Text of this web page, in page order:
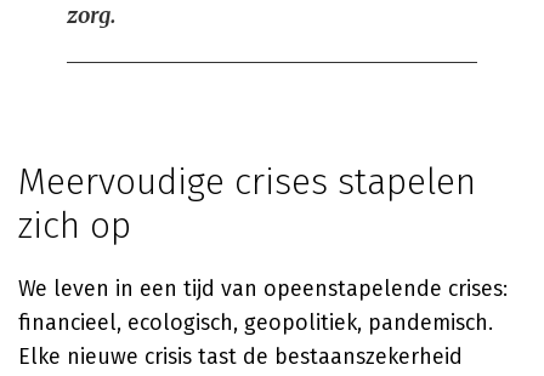
zorg.
Meervoudige crises stapelen
zich op
We leven in een tijd van opeenstapelende crises:
financieel, ecologisch, geopolitiek, pandemisch.
Elke nieuwe crisis tast de bestaanszekerheid